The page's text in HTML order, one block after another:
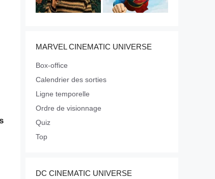
MARVEL CINEMATIC UNIVERSE
Box-office
Calendrier des sorties
Ligne temporelle
Ordre de visionnage
Quiz
Top
DC CINEMATIC UNIVERSE